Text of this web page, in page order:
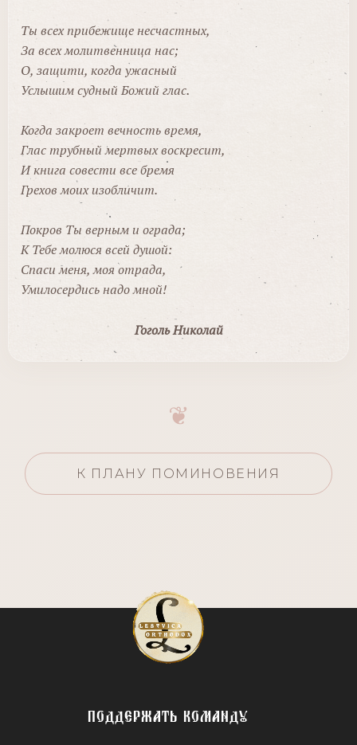
Ты всех прибежище несчастных,
За всех молитвенница нас;
О, защити, когда ужасный
Услышим судный Божий глас.
Когда закроет вечность время,
Глас трубный мертвых воскресит,
И книга совести все бремя
Грехов моих изобличит.
Покров Ты верным и ограда;
К Тебе молюся всей душой:
Спаси меня, моя отрада,
Умилосердись надо мной!
Гоголь Николай
❦
К ПЛАНУ ПОМИНОВЕНИЯ
ПОДДЕРЖАТЬ КОМАНДУ